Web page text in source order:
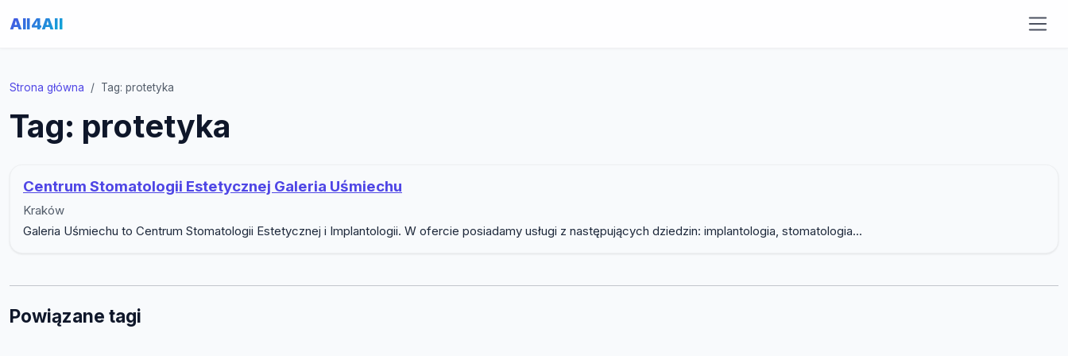
All4All
Strona główna Tag: protetyka
Tag: protetyka
Centrum Stomatologii Estetycznej Galeria Uśmiechu
Kraków
Galeria Uśmiechu to Centrum Stomatologii Estetycznej i Implantologii. W ofercie posiadamy usługi z następujących dziedzin: implantologia, stomatologia...
Powiązane tagi